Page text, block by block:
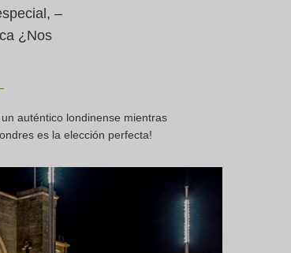
–
¿Nos
auténtico londinense mientras
es la elección perfecta!